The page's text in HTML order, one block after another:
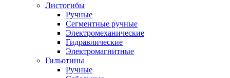
Листогибы
Ручные
Сегментные ручные
Электромеханические
Гидравлические
Электромагнитные
Гильотины
Ручные